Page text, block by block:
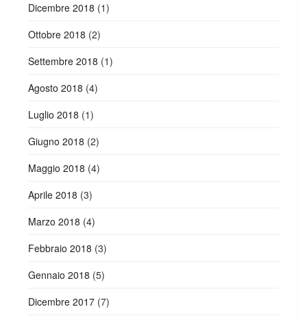
Dicembre 2018 (1)
Ottobre 2018 (2)
Settembre 2018 (1)
Agosto 2018 (4)
Luglio 2018 (1)
Giugno 2018 (2)
Maggio 2018 (4)
Aprile 2018 (3)
Marzo 2018 (4)
Febbraio 2018 (3)
Gennaio 2018 (5)
Dicembre 2017 (7)